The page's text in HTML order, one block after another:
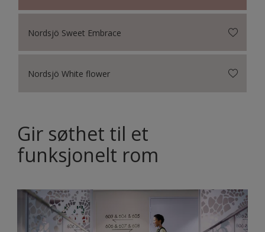
Nordsjö Sweet Embrace
Nordsjö White flower
Gir søthet til et
funksjonelt rom